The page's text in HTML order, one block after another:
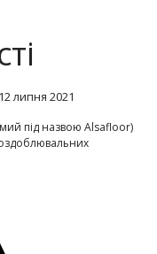
липня 2021
під назвою Alsafloor)